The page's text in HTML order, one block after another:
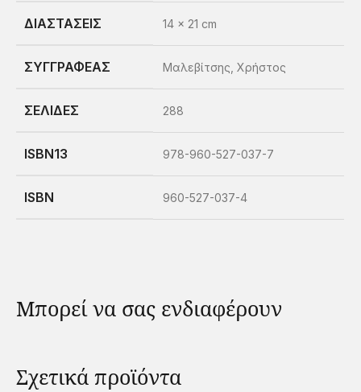
ΔΙΑΣΤΑΣΕΙΣ 14 × 21 cm
ΣΥΓΓΡΑΦΕΑΣ Μαλεβίτσης, Χρήστος
ΣΕΛΙΔΕΣ 288
ISBN13 978-960-527-037-7
ISBN 960-527-037-4
Μπορεί να σας ενδιαφέρουν
Σχετικά προϊόντα